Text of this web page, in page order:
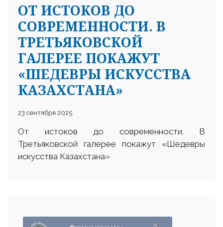
ОТ ИСТОКОВ ДО
СОВРЕМЕННОСТИ. В
ТРЕТЬЯКОВСКОЙ
ГАЛЕРЕЕ ПОКАЖУТ
«ШЕДЕВРЫ ИСКУССТВА
КАЗАХСТАНА»
23 сентября 2025
От истоков до современности. В
Третьяковской галерее покажут «Шедевры
искусства Казахстана»